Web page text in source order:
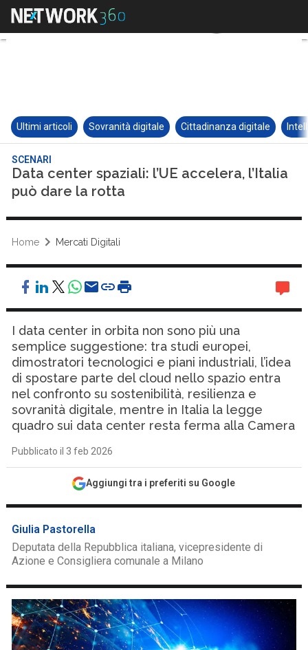
Ultimi articoli Sovranità digitale Cittadinanza digitale
SCENARI
Data center spaziali: l’UE accelera, l’Italia
può dare la rotta
Home Mercati Digitali
I data center in orbita non sono più una
semplice suggestione: tra studi europei,
dimostratori tecnologici e piani industriali, l’idea
di spostare parte del cloud nello spazio entra
nel confronto su sostenibilità, resilienza e
sovranità digitale, mentre in Italia la legge
quadro sui data center resta ferma alla Camera
Pubblicato il 3 feb 2026
Aggiungi tra i preferiti su Google
Giulia Pastorella
Deputata della Repubblica italiana, vicepresidente di
Azione e Consigliera comunale a Milano